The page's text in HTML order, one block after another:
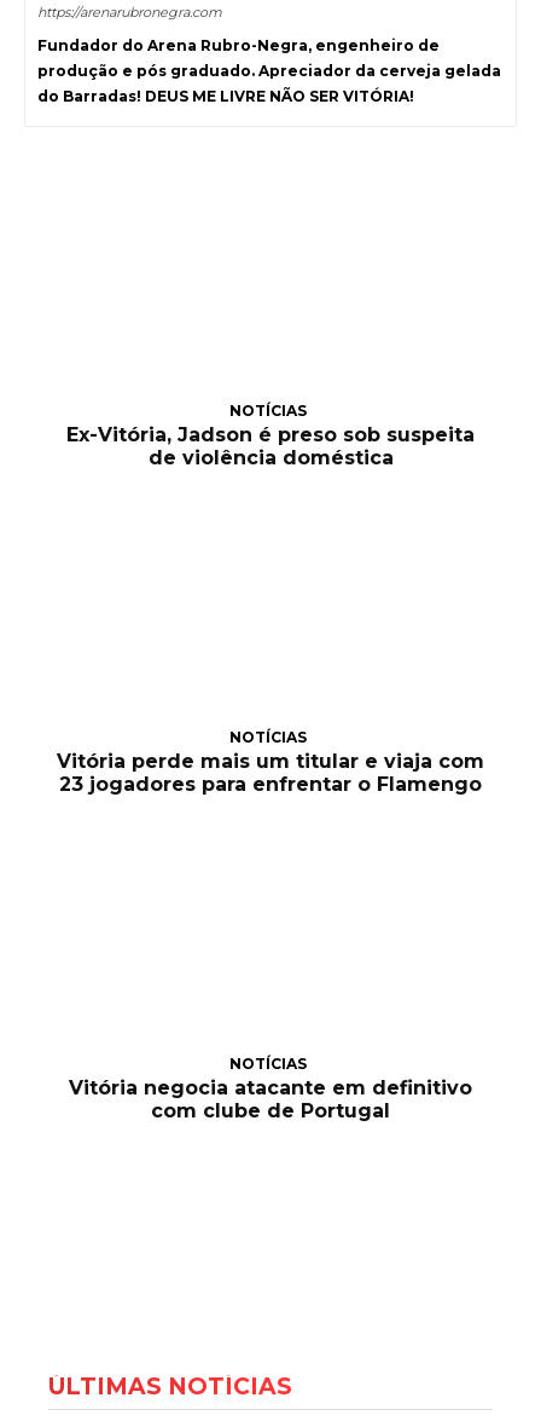
https://arenarubronegra.com
Fundador do Arena Rubro-Negra, engenheiro de
produção e pós graduado. Apreciador da cerveja gelada
do Barradas! DEUS ME LIVRE NÃO SER VITÓRIA!
NOTÍCIAS
Ex-Vitória, Jadson é preso sob suspeita
de violência doméstica
NOTÍCIAS
Vitória perde mais um titular e viaja com
23 jogadores para enfrentar o Flamengo
NOTÍCIAS
Vitória negocia atacante em definitivo
com clube de Portugal
ÚLTIMAS NOTÍCIAS